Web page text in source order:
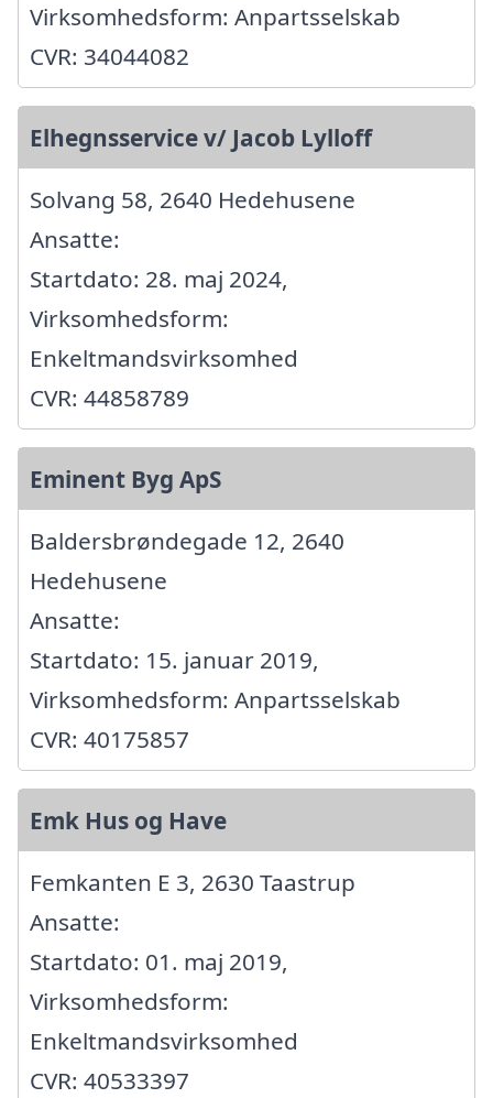
Virksomhedsform: Anpartsselskab
CVR: 34044082
Elhegnsservice v/ Jacob Lylloff
Solvang 58, 2640 Hedehusene
Ansatte:
Startdato: 28. maj 2024,
Virksomhedsform:
Enkeltmandsvirksomhed
CVR: 44858789
Eminent Byg ApS
Baldersbrøndegade 12, 2640
Hedehusene
Ansatte:
Startdato: 15. januar 2019,
Virksomhedsform: Anpartsselskab
CVR: 40175857
Emk Hus og Have
Femkanten E 3, 2630 Taastrup
Ansatte:
Startdato: 01. maj 2019,
Virksomhedsform:
Enkeltmandsvirksomhed
CVR: 40533397